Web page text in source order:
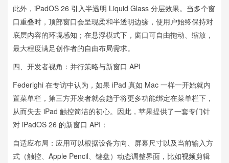
此外，iPadOS 26 引入半透明 Liquid Glass 分层效果。当多个窗
口重叠时，顶部窗口会呈现柔和半透明边缘，使用户始终保持对
底层内容的环境感知；在悬浮模式下，窗口可自由拖动、缩放，
最大程度满足创作者的自由布局需求。
四、开发者视角：并行策略与新窗口 API
Federighi 在专访中认为，如果 iPad 真如 Mac 一样一开始就内
置菜单栏，第三方开发者就会趋于将更多功能绑定在菜单栏下，
从而失去 iPad 触控简洁的初心。因此，苹果提供了一套专门针
对 iPadOS 26 的新窗口 API：
自适应布局：应用可以根据设备方向、屏幕尺寸以及当前输入方
式（触控、Apple Pencil、键盘）动态调整界面，比如视频剪辑